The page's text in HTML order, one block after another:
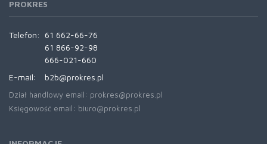
PROKRES
Telefon:
61 662-66-76
61 866-92-98
666-021-660
E-mail:
b2b@prokres.pl
Dział handlowy email: prokres@prokres.pl
Księgowość email: biuro@prokres.pl